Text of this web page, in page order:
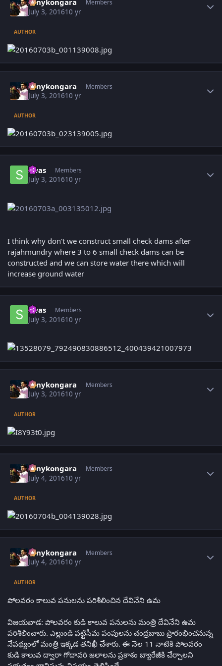
sonykongara Members
July 3, 201610 yr
AUTHOR
sonykongara Members
July 3, 201610 yr
AUTHOR
swas Members
July 3, 201610 yr
I think why don't we construct small check dams after
rajahmundry where 3 to 6 small check dams can be
constructed and we can store water there which will
increase ground water
swas Members
July 3, 201610 yr
sonykongara Members
July 3, 201610 yr
AUTHOR
sonykongara Members
July 4, 201610 yr
AUTHOR
sonykongara Members
July 4, 201610 yr
AUTHOR
పోలవరం కాలువ పనులను పరిశీలించిన దేవినేని ఉమ
విజయవాడ: పోలవరం కుడి కాలువ పనులను మంత్రి దేవినేని ఉమ
పరిశీలించారు. ఎల్లుండి పట్టిసీమ పంపులను చంద్రబాబు ప్రారంభించనున్న
నేపథ్యంలో మంత్రి ఇక్కడ తనిఖీ చేశారు. ఈ నెల 11 నాటికి పోలవరం
కుడి కాలువ ద్వారా గోదావరి జలాలను ప్రకాశం బ్యారేజీకి చేర్చాలని